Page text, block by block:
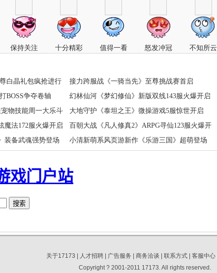
保持关注 十分精彩 值得一看 怒发冲冠 不知所云
白晶礼包疯抢进行
接力跨服战《一骑当先》至尊挑战赛首启
BOSS争夺卷轴
幻林仙河《梦幻修仙》新版双线143服火爆开启
物技能周一大乐斗
大地守护《泰坦之王》微操游戏5服惊世开启
魔法172服火爆开启
百朝大战《凡人修真2》ARPG寻仙123服火爆开
放
装备武魂强势登场 小清新萌系风页游新作《乐游三国》超萌登场
关于17173 人才招聘| 广告服务 商务洽谈 联系方式| 客服中心|
Copyright ? 2001-2011 17173. All rights reserved.